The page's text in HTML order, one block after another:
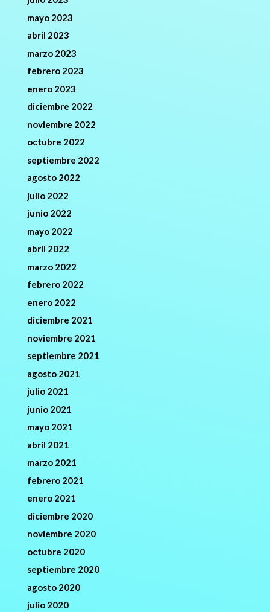
mayo 2023
abril 2023
marzo 2023
febrero 2023
enero 2023
diciembre 2022
noviembre 2022
octubre 2022
septiembre 2022
agosto 2022
julio 2022
junio 2022
mayo 2022
abril 2022
marzo 2022
febrero 2022
enero 2022
diciembre 2021
noviembre 2021
septiembre 2021
agosto 2021
julio 2021
junio 2021
mayo 2021
abril 2021
marzo 2021
febrero 2021
enero 2021
diciembre 2020
noviembre 2020
octubre 2020
septiembre 2020
agosto 2020
julio 2020